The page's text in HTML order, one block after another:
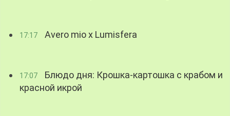
17:17 Avero mio x Lumisfera
17:07
Блюдо дня: Крошка-картошка с крабом и
красной икрой